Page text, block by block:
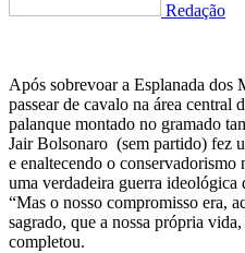
Redação
Após sobrevoar a Esplanada dos
passear de cavalo na área central
palanque montado no gramado
Jair Bolsonaro (sem partido) fez
e enaltecendo o
uma verdadeira guerra ideológica
“Mas o nosso compromisso era,
sagrado, que a nossa própria
completou.